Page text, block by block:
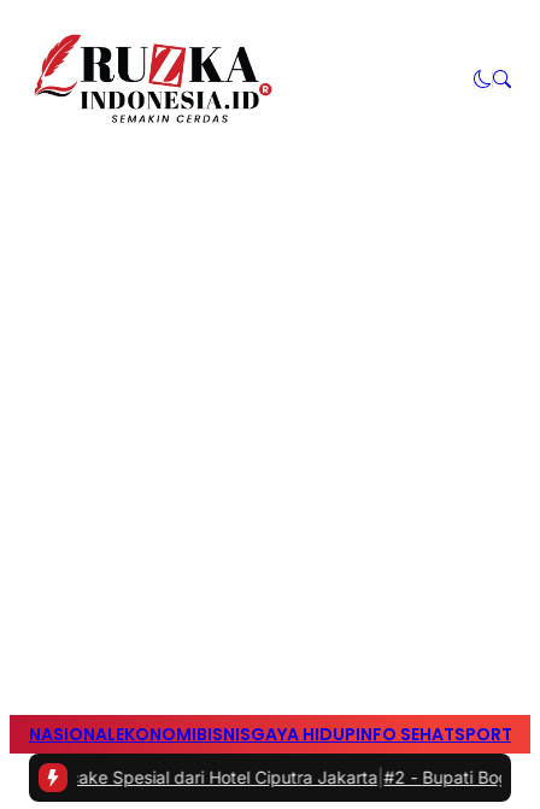
NASIONALEKONOMIBISNISGAYA HIDUPINFO SEHATSPORTS
Spesial dari Hotel Ciputra Jakarta|#2 -Bupati Bogor Rudi